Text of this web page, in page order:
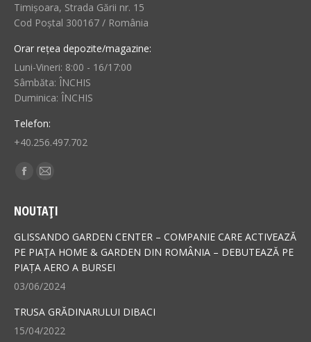
Timișoara, Strada Gării nr. 15
Cod Poștal 300167 / România
Orar rețea depozite/magazine:
Luni-Vineri: 8:00 - 16/17:00
Sâmbăta: ÎNCHIS
Duminica: ÎNCHIS
Telefon:
+40.256.497.702
Find us on:
Facebook
opens
in
new
window
Mail
opens
in
new
window
NOUTAȚI
GLISSANDO GARDEN CENTER – COMPANIE CARE ACTIVEAZĂ
PE PIAȚA HOME & GARDEN DIN ROMÂNIA – DEBUTEAZĂ PE
PIAȚA AERO A BURSEI
03/06/2024
TRUSA GRĂDINARULUI DIBACI
15/04/2022